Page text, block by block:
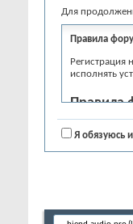
Для
Правила
Регистрация
исполнять
Правила
1.
На форуме
разных
Я обязуюсь